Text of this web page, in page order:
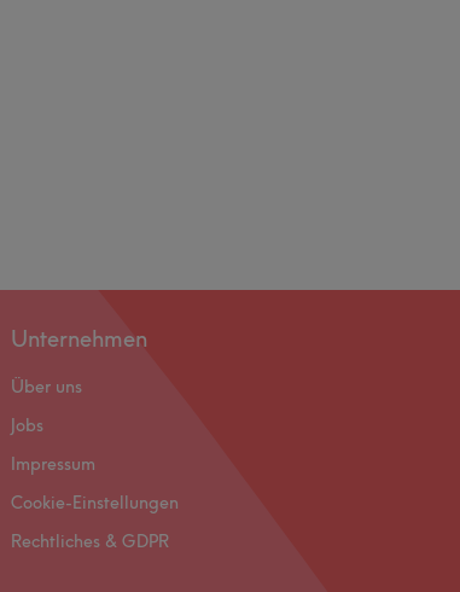
Unternehmen
Über uns
Jobs
Impressum
Cookie-Einstellungen
Rechtliches & GDPR